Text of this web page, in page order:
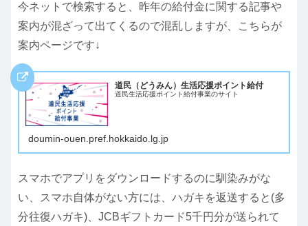
今ネットで検索すると、昨年の給付金に関する記事や
案内が混ざって出てくるので混乱しますが、こちらが
案内ページです↓
道民（どうみん）生活応援ポイント給付
道民生活応援ポイント給付事業のサイト
doumin-ouen.pref.hokkaido.lg.jp
スマホでアプリをダウンロードするのに馴染みがな
い、スマホ自体がない方には、ハガキを返送すると(多
分往復ハガキ)、JCBギフトカード5千円分が送られて